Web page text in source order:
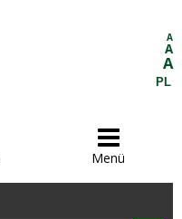
A
A
A
PL

Menü